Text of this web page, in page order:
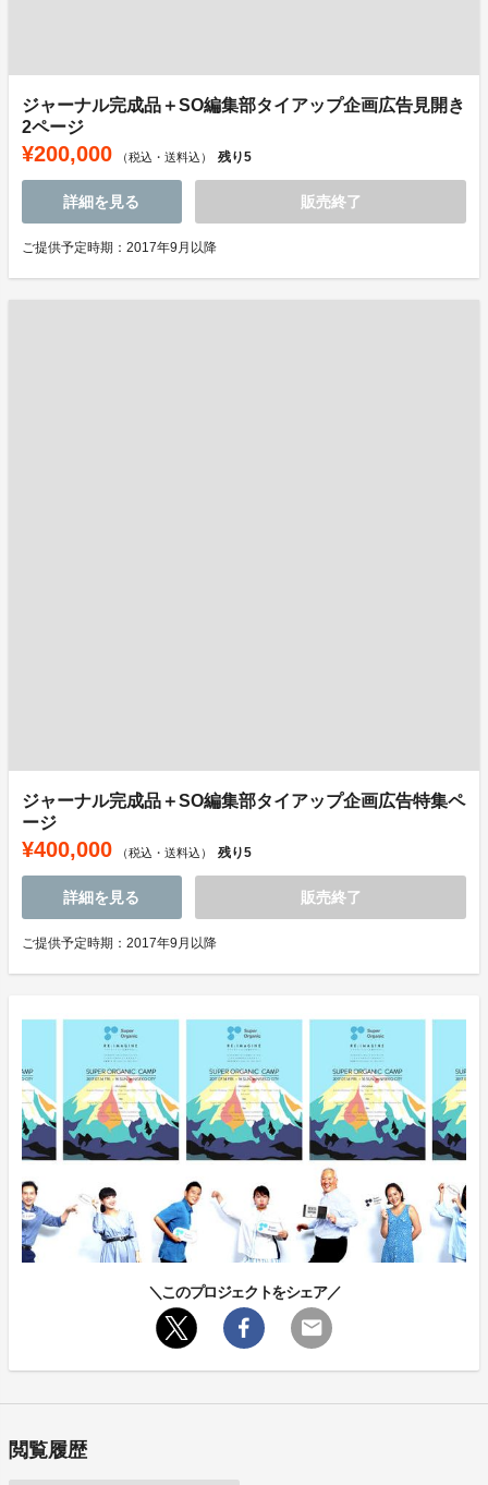
ジャーナル完成品＋SO編集部タイアップ企画広告見開き
2ページ
¥200,000 （税込・送料込） 残り5
詳細を見る 販売終了
ご提供予定時期：2017年9月以降
ジャーナル完成品＋SO編集部タイアップ企画広告特集ペ
ージ
¥400,000 （税込・送料込） 残り5
詳細を見る 販売終了
ご提供予定時期：2017年9月以降
＼このプロジェクトをシェア／
閲覧履歴